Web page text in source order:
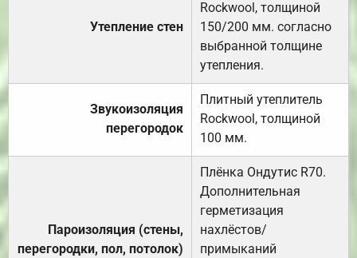
Утепление стен
Rockwool, толщиной
150/200 мм. согласно
выбранной толщине
утепления.
Звукоизоляция
перегородок
Плитный утеплитель
Rockwool, толщиной
100 мм.
Пароизоляция (стены,
перегородки, пол, потолок)
Плёнка Ондутис R70.
Дополнительная
герметизация
нахлёстов/
примыканий